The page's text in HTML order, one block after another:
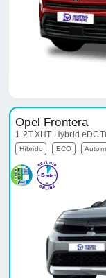
Opel Frontera
1.2T XHT Hybrid
Híbrido ECO